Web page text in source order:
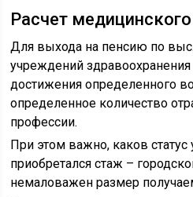
Расчет
Для выхода на пенсию по
учреждений здравоохранения
достижения определенного
определенное количество
профессии.
При этом важно, каков
приобретался стаж –
немаловажен размер